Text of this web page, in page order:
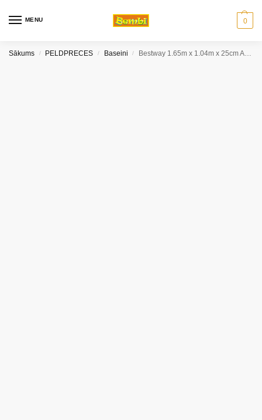
MENU 0
Sākums / PELDPRECES / Baseini / Bestway 1.65m x 1.04m x 25cm Aquababes Peldbaseins